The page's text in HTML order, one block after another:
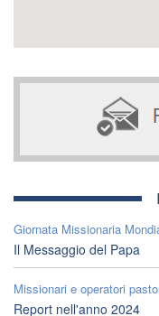
Giornata Missionaria
Il Messaggio del Papa
Missionari e operatori
Report nell'anno 2024